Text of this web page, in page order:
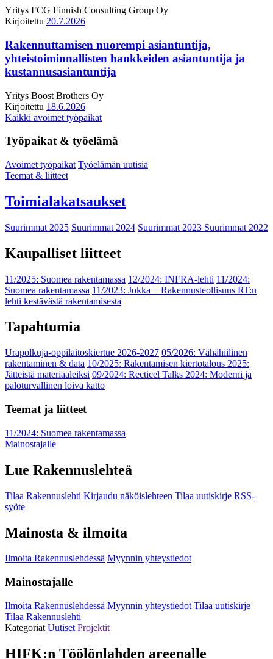
Yritys FCG Finnish Consulting Group Oy
Kirjoitettu 20.7.2026
Rakennuttamisen nuorempi asiantuntija,
yhteistoiminnallisten hankkeiden asiantuntija ja
kustannusasiantuntija
Yritys Boost Brothers Oy
Kirjoitettu 18.6.2026
Kaikki avoimet työpaikat
Työpaikat & työelämä
Avoimet työpaikat Työelämän uutisia
Teemat & liitteet
Toimialakatsaukset
Suurimmat 2025 Suurimmat 2024 Suurimmat 2023 Suurimmat 2022
Kaupalliset liitteet
11/2025: Suomea rakentamassa 12/2024: INFRA-lehti 11/2024:
Suomea rakentamassa 11/2023: Jokka − Rakennusteollisuus RT:n
lehti kestävästä rakentamisesta
Tapahtumia
Urapolkuja-oppilaitoskiertue 2026-2027 05/2026: Vähähiilinen
rakentaminen & data 10/2025: Rakentamisen kiertotalous 2025:
Jätteistä materiaaleiksi 09/2024: Recticel Talks 2024: Moderni ja
paloturvallinen loiva katto
Teemat ja liitteet
11/2024: Suomea rakentamassa
Mainostajalle
Lue Rakennuslehteä
Tilaa Rakennuslehti Kirjaudu näköislehteen Tilaa uutiskirje RSS-
syöte
Mainosta & ilmoita
Ilmoita Rakennuslehdessä Myynnin yhteystiedot
Mainostajalle
Ilmoita Rakennuslehdessä Myynnin yhteystiedot Tilaa uutiskirje
Tilaa Rakennuslehti
Kategoriat Uutiset Projektit
HIFK:n Töölönlahden areenalle